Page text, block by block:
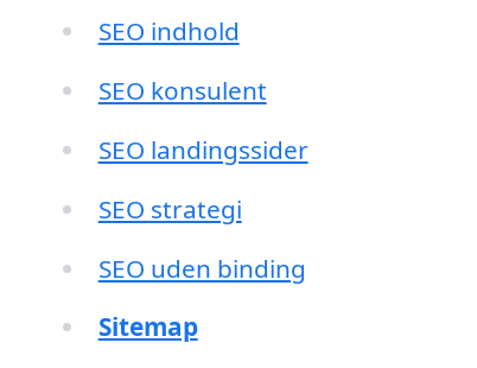
SEO indhold
SEO konsulent
SEO landingssider
SEO strategi
SEO uden binding
Sitemap